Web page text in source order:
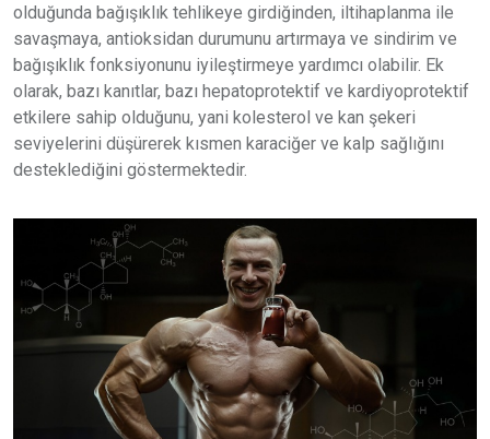
olduğunda bağışıklık tehlikeye girdiğinden, iltihaplanma ile
savaşmaya, antioksidan durumunu artırmaya ve sindirim ve
bağışıklık fonksiyonunu iyileştirmeye yardımcı olabilir. Ek
olarak, bazı kanıtlar, bazı hepatoprotektif ve kardiyoprotektif
etkilere sahip olduğunu, yani kolesterol ve kan şekeri
seviyelerini düşürerek kısmen karaciğer ve kalp sağlığını
desteklediğini göstermektedir.